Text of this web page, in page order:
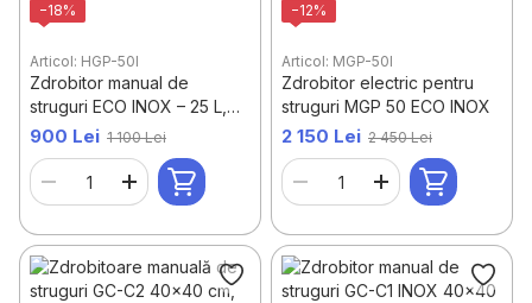
−18%
Articol: HGP-50I
Zdrobitor manual de
struguri ECO INOX – 25 L,
300–500 kg/h
900 Lei 1 100 Lei
−12%
Articol: MGP-50I
Zdrobitor electric pentru
struguri MGP 50 ECO INOX
2 150 Lei 2 450 Lei